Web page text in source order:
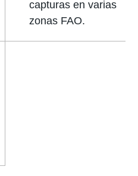
capturas en varias
zonas FAO.